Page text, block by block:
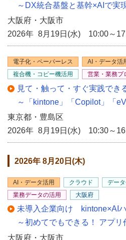
～DX統合基盤と基幹×AIで実
大阪府・大阪市
2026年 8月19日(水) 10:00～
電子化・ペーパーレス AI・データ活
複合機・コピー機活用
営業・業務プ
見て・触って・すぐ実践でき
～「kintone」「Copilot」「
東京都・豊島区
2026年 8月19日(水) 10:30～
2026年 8月20日(木)
AI・データ活用 クラウド デー
業務データの活用
大阪府
未導入企業向け kintone×AI
～初めてでもできる！ アプ
大阪府・大阪市